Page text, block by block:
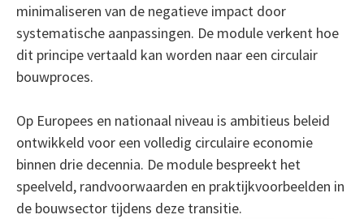
minimaliseren van de negatieve impact door
systematische aanpassingen. De module verkent hoe
dit principe vertaald kan worden naar een circulair
bouwproces.
Op Europees en nationaal niveau is ambitieus beleid
ontwikkeld voor een volledig circulaire economie
binnen drie decennia. De module bespreekt het
speelveld, randvoorwaarden en praktijkvoorbeelden in
de bouwsector tijdens deze transitie.